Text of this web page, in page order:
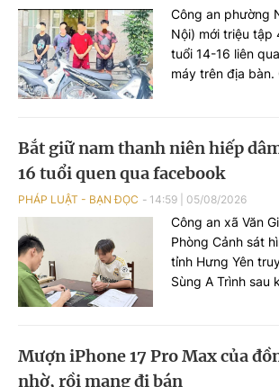
Công an phường
Nội) mới triệu tập
tuổi 14-16 liên
máy trên địa bàn.
Bắt giữ nam thanh niên hiếp
16 tuổi quen qua facebook
PHÁP LUẬT - BẠN ĐỌC 14:59 05/08/2026
Công an xã Văn
Phòng Cảnh sát
tỉnh Hưng Yên
Sùng A Trình sau
Mượn iPhone 17 Pro Max của
nhờ, rồi mang đi bán